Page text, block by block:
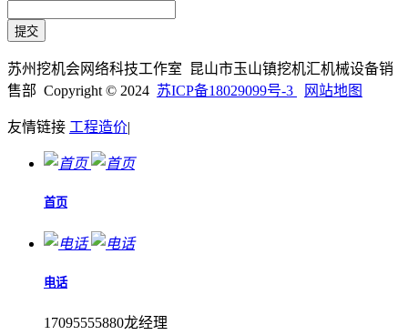
苏州挖机会网络科技工作室 昆山市玉山镇挖机汇机械设备销
售部 Copyright © 2024 苏ICP备18029099号-3 网站地图
友情链接 工程造价|
首页
电话
17095555880龙经理